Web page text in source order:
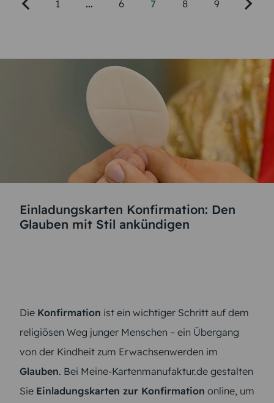
1 ... 6 7 8 9
Einladungskarten Konfirmation: Den
Glauben mit Stil ankündigen
Die Konfirmation ist ein wichtiger Schritt auf dem
religiösen Weg junger Menschen – ein Übergang
von der Kindheit zum Erwachsenwerden im
Glauben. Bei Meine-Kartenmanufaktur.de gestalten
Sie Einladungskarten zur Konfirmation online, um